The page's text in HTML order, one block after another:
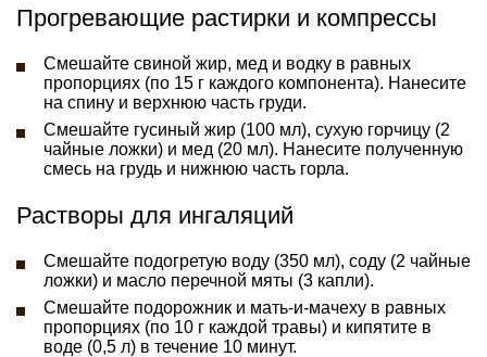
Прогревающие растирки и компрессы
Смешайте свиной жир, мед и водку в равных
пропорциях (по 15 г каждого компонента). Нанесите
на спину и верхнюю часть груди.
Смешайте гусиный жир (100 мл), сухую горчицу (2
чайные ложки) и мед (20 мл). Нанесите полученную
смесь на грудь и нижнюю часть горла.
Растворы для ингаляций
Смешайте подогретую воду (350 мл), соду (2 чайные
ложки) и масло перечной мяты (3 капли).
Смешайте подорожник и мать-и-мачеху в равных
пропорциях (по 10 г каждой травы) и кипятите в
воде (0,5 л) в течение 10 минут.